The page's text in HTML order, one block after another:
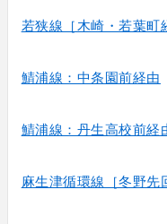
若狭線［木崎・若葉町
鯖浦線：中条園前経由
鯖浦線：丹生高校前経
麻生津循環線［冬野先